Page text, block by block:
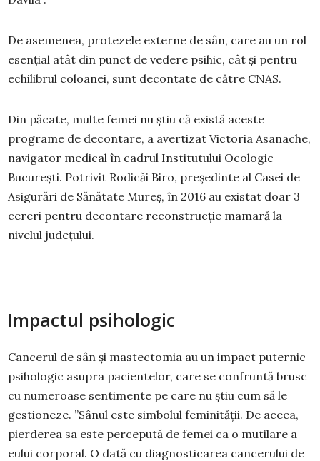
De asemenea, protezele externe de sân, care au un rol
esențial atât din punct de vedere psihic, cât și pentru
echilibrul coloanei, sunt decontate de către CNAS.
Din păcate, multe femei nu știu că există aceste
programe de decontare, a avertizat Victoria Asanache,
navigator medical în cadrul Institutului Ocologic
București. Potrivit Rodicăi Biro, președinte al Casei de
Asigurări de Sănătate Mureș, în 2016 au existat doar 3
cereri pentru decontare reconstrucție mamară la
nivelul județului.
Impactul psihologic
Cancerul de sân și mastectomia au un impact puternic
psihologic asupra pacientelor, care se confruntă brusc
cu numeroase sentimente pe care nu știu cum să le
gestioneze. ”Sânul este simbolul feminității. De aceea,
pierderea sa este percepută de femei ca o mutilare a
eului corporal. O dată cu diagnosticarea cancerului de